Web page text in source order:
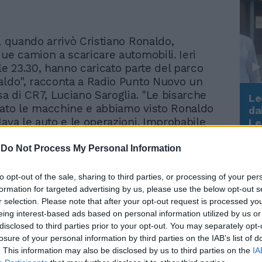
Do Not Process My Personal Information
opt-out of the sale, sharing to third parties, or processing of your
for targeted advertising by us, please use the below opt-out
selection. Please note that after your opt-out request is processed
interest-based ads based on personal information utilized by us
to third parties prior to your opt-out. You may separately
of your personal information by third parties on the IAB’s list of
This information may also be disclosed by us to third parties on the
quando arrivò Cristiano Ronaldo,
camion a scaricare automobili. Ieri
23.30, hanno caricato parte del parco
racconta a Radio Punto Nuovo un
di CR7, Luciano Saroglia. "Le bisarche
le macchine e abbiamo visto Ronaldo
le auto e le operazioni. Improbabile
con gli autisti non c'erano dialoghi in
riportaa l'Adnkronos.
il trasloco che per molti è un indizio
di CR7 di lasciare la Juventus è un
dall'accpounti Twitter "Per Sempre
che si vede nel filmato appartiene a
trasporto di Lisbona, la Rodo Cargo.
Rudy Giuliani a Come States?
americana